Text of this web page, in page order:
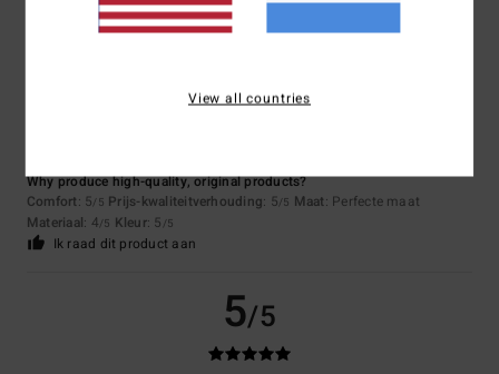
Why produce high-quality, original products?
Comfort: 5/5 Prijs-kwaliteitverhouding: 5/5 Maat: Perfecte maat
Materiaal: 4/5 Kleur: 5 /5
Ik raad dit product aan
5/5
View all countries